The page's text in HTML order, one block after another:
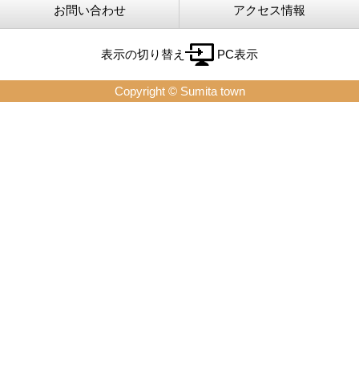
お問い合わせ アクセス情報
表示の切り替え PC表示
Copyright © Sumita town